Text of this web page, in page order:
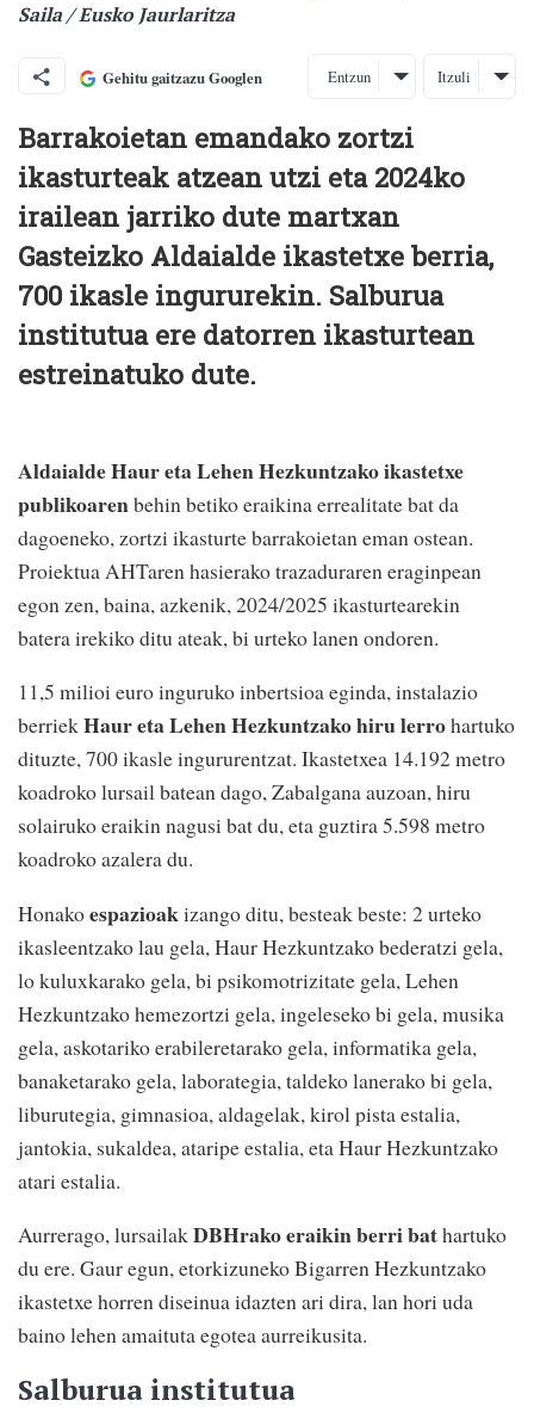
Saila / Eusko Jaurlaritza
Gehitu gaitzazu Googlen Entzun Itzuli
Barrakoietan emandako zortzi
ikasturteak atzean utzi eta 2024ko
irailean jarriko dute martxan
Gasteizko Aldaialde ikastetxe berria,
700 ikasle ingururekin. Salburua
institutua ere datorren ikasturtean
estreinatuko dute.
Aldaialde Haur eta Lehen Hezkuntzako ikastetxe
publikoarenbehin betiko eraikina errealitate bat da
dagoeneko, zortzi ikasturte barrakoietan eman ostean.
Proiektua AHTaren hasierako trazaduraren eraginpean
egon zen, baina, azkenik, 2024/2025 ikasturtearekin
batera irekiko ditu ateak, bi urteko lanen ondoren.
11,5 milioi euro inguruko inbertsioa eginda, instalazio
berriekHaur eta Lehen Hezkuntzako hiru lerrohartuko
dituzte, 700 ikasle ingururentzat. Ikastetxea 14.192 metro
koadroko lursail batean dago, Zabalgana auzoan, hiru
solairuko eraikin nagusi bat du, eta guztira 5.598 metro
koadroko azalera du.
Honakoespazioakizango ditu, besteak beste: 2 urteko
ikasleentzako lau gela, Haur Hezkuntzako bederatzi gela,
lo kuluxkarako gela, bi psikomotrizitate gela, Lehen
Hezkuntzako hemezortzi gela, ingeleseko bi gela, musika
gela, askotariko erabileretarako gela, informatika gela,
banaketarako gela, laborategia, taldeko lanerako bi gela,
liburutegia, gimnasioa, aldagelak, kirol pista estalia,
jantokia, sukaldea, ataripe estalia, eta Haur Hezkuntzako
atari estalia.
Aurrerago, lursailakDBHrako eraikin berri bathartuko
du ere. Gaur egun, etorkizuneko Bigarren Hezkuntzako
ikastetxe horren diseinua idazten ari dira, lan hori uda
baino lehen amaituta egotea aurreikusita.
Salburua institutua